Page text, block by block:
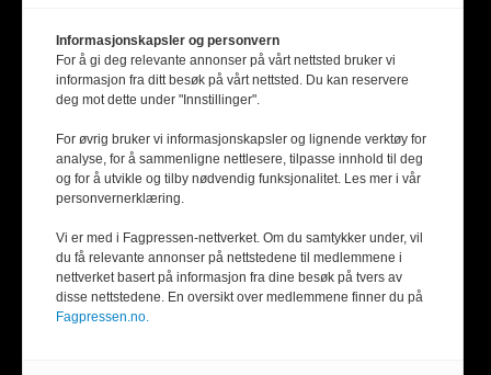
eksemplarfremstilling bare tillatt når det er
hjemlet i lov etter avtale med Kopinor
Informasjonskapsler og personvern
For å gi deg relevante annonser på vårt nettsted bruker vi
informasjon fra ditt besøk på vårt nettsted. Du kan reservere
deg mot dette under "Innstillinger".
For øvrig bruker vi informasjonskapsler og lignende verktøy for
analyse, for å sammenligne nettlesere, tilpasse innhold til deg
og for å utvikle og tilby nødvendig funksjonalitet. Les mer i vår
personvernerklæring.
Vi er med i Fagpressen-nettverket. Om du samtykker under, vil
du få relevante annonser på nettstedene til medlemmene i
nettverket basert på informasjon fra dine besøk på tvers av
disse nettstedene. En oversikt over medlemmene finner du på
Fagpressen.no.